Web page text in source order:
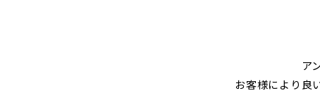
ア
お客様により良